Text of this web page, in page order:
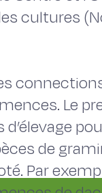
cultures
Le
de
Par